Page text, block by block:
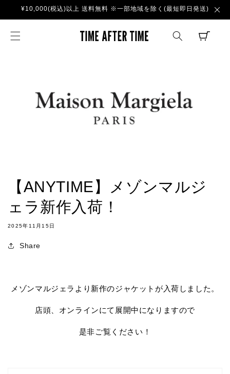
ンツに
進む
¥10,000(税込)以上 送料無料 ※一部地域を除く(最短即日発送)
TIME AFTER
CART
【ANYTIME】メゾンマルジ
ェラ新作入荷！
2025年11月15日
Share
メゾンマルジェラより新作のジャケットが入荷しました。
店頭、オンラインにて展開中になりますので
是非ご覧ください！